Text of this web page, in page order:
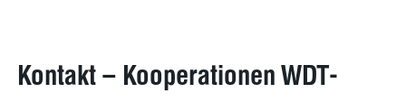
anzeigen
basics4vets
Kontakt – Kooperationen WDT-